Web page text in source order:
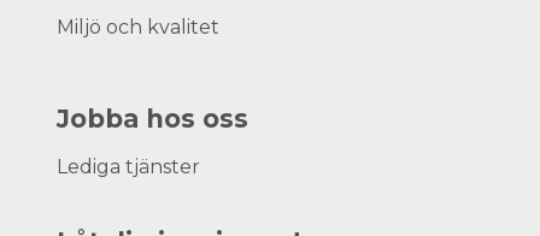
Miljö och kvalitet
Jobba hos oss
Lediga tjänster